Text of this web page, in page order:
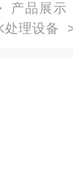
产品展示
处理设备